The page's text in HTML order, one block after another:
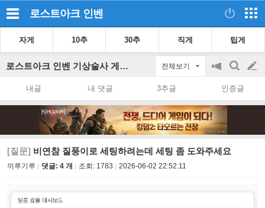
로스트아크 인벤
자게 10추 30추 직게 팁게
로스트아크 인벤 기상술사 게시판 전체보기
공
on/off
검
색
글
쓰
내글 내 댓글 3추글 인증글
[질문] 비연참 질풍이로 세팅하려는데 세팅 좀 도와주세요
끼루기루 댓글: 4 개 조회: 1783 2026-06-02 22:52:11